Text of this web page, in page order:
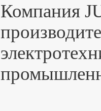
Компания